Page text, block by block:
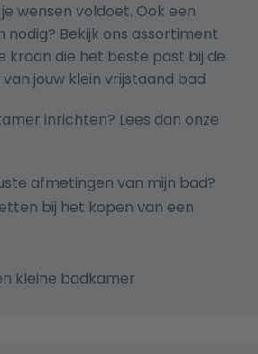
wensen voldoet. Ook een
nodig? Bekijk ons assortiment
kraan die het beste past bij de
jouw klein vrijstaand bad.
inrichten? Lees dan onze
afmetingen van mijn bad?
bij het kopen van een
kleine badkamer